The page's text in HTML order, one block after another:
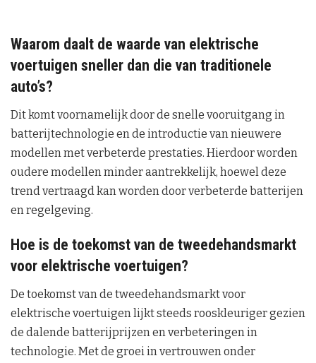
Waarom daalt de waarde van elektrische
voertuigen sneller dan die van traditionele
auto’s?
Dit komt voornamelijk door de snelle vooruitgang in
batterijtechnologie en de introductie van nieuwere
modellen met verbeterde prestaties. Hierdoor worden
oudere modellen minder aantrekkelijk, hoewel deze
trend vertraagd kan worden door verbeterde batterijen
en regelgeving.
Hoe is de toekomst van de tweedehandsmarkt
voor elektrische voertuigen?
De toekomst van de tweedehandsmarkt voor
elektrische voertuigen lijkt steeds rooskleuriger gezien
de dalende batterijprijzen en verbeteringen in
technologie. Met de groei in vertrouwen onder